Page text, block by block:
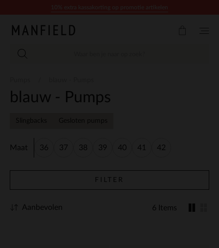
blauw - Pumps
Slingbacks Gesloten pumps
Maat 36 37 38 39 40 41 42
FILTER
6 Items
Aanbevolen